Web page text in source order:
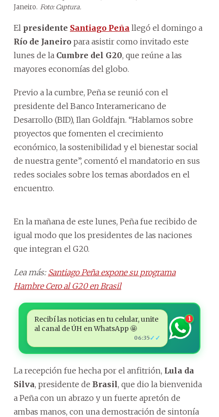
Janeiro. Foto: Captura.
El presidente Santiago Peña llegó el domingo a
Río de Janeiro para asistir como invitado este
lunes de la Cumbre del G20, que reúne a las
mayores economías del globo.
Previo a la cumbre, Peña se reunió con el
presidente del Banco Interamericano de
Desarrollo (BID), Ilan Goldfajn. “Hablamos sobre
proyectos que fomenten el crecimiento
económico, la sostenibilidad y el bienestar social
de nuestra gente”, comentó el mandatorio en sus
redes sociales sobre los temas abordados en el
encuentro.
En la mañana de este lunes, Peña fue recibido de
igual modo que los presidentes de las naciones
que integran el G20.
Lea más: Santiago Peña expone su programa
Hambre Cero al G20 en Brasil
Recibí las noticias en tu celular, unite
al canal de ÚH en WhatsApp 🤩
06:35✓✓
1
La recepción fue hecha por el anfitrión, Lula da
Silva, presidente de Brasil, que dio la bienvenida
a Peña con un abrazo y un fuerte apretón de
ambas manos, con una demostración de sintonía